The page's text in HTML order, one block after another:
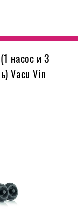
насос и 3
Vacu Vin